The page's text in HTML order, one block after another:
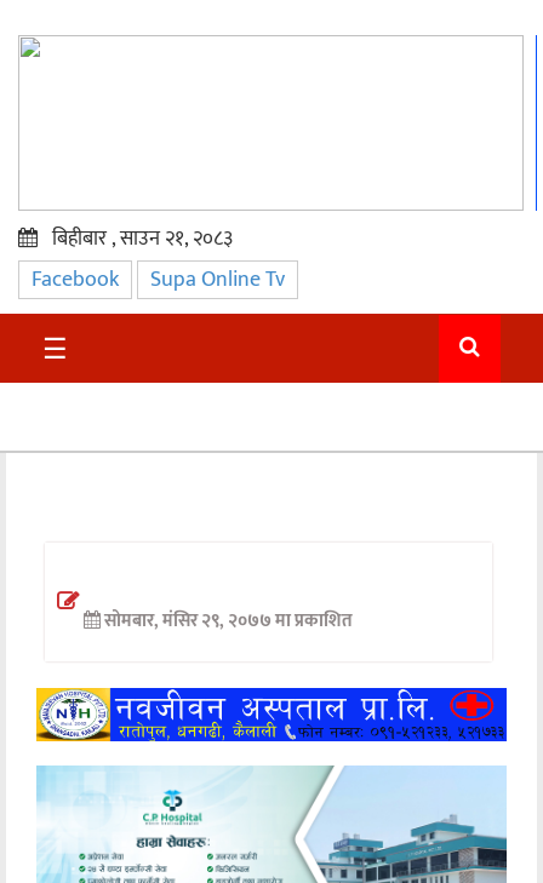
प्रमुख
समाचार
सुदुर
अन्तर्वार्ता
खेलकुद
मनोरञ्जन
अन्य
बिहीबार , साउन २१, २०८३
Facebook Supa Online Tv
☰
सोमबार, मंसिर २९, २०७७ मा प्रकाशित